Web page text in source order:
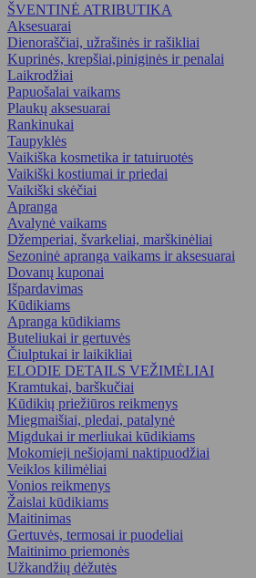
ŠVENTINĖ ATRIBUTIKA
Aksesuarai
Dienoraščiai, užrašinės ir rašikliai
Kuprinės, krepšiai,piniginės ir penalai
Laikrodžiai
Papuošalai vaikams
Plaukų aksesuarai
Rankinukai
Taupyklės
Vaikiška kosmetika ir tatuiruotės
Vaikiški kostiumai ir priedai
Vaikiški skėčiai
Apranga
Avalynė vaikams
Džemperiai, švarkeliai, marškinėliai
Sezoninė apranga vaikams ir aksesuarai
Dovanų kuponai
Išpardavimas
Kūdikiams
Apranga kūdikiams
Buteliukai ir gertuvės
Čiulptukai ir laikikliai
ELODIE DETAILS VEŽIMĖLIAI
Kramtukai, barškučiai
Kūdikių priežiūros reikmenys
Miegmaišiai, pledai, patalynė
Migdukai ir merliukai kūdikiams
Mokomieji nešiojami naktipuodžiai
Veiklos kilimėliai
Vonios reikmenys
Žaislai kūdikiams
Maitinimas
Gertuvės, termosai ir puodeliai
Maitinimo priemonės
Užkandžių dėžutės